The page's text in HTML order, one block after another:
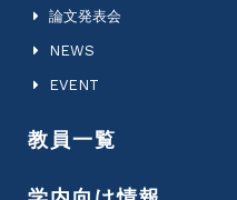
論文発表会
NEWS
EVENT
教員一覧